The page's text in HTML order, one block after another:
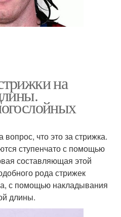
на
что это за стрижка.
ступенчато с помощью
составляющая этой
рода стрижек
с помощью накладывания
длины.